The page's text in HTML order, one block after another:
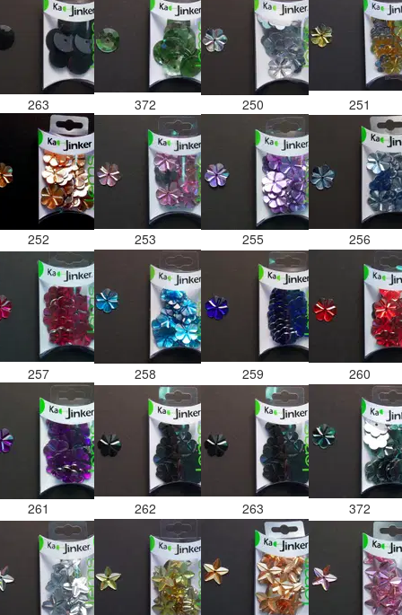
263 372 250 251
252 253 255 256
257 258 259 260
261 262 263 372